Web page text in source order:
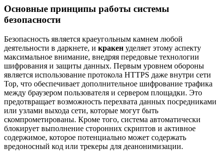
Основные принципы работы системы
безопасности
Безопасность является краеугольным камнем любой
деятельности в даркнете, и кракен уделяет этому аспекту
максимальное внимание, внедряя передовые технологии
шифрования и защиты данных. Первым уровнем обороны
является использование протокола HTTPS даже внутри сети
Тор, что обеспечивает дополнительное шифрование трафика
между браузером пользователя и сервером площадки. Это
предотвращает возможность перехвата данных посредниками
или узлами выхода сети, которые могут быть
скомпрометированы. Кроме того, система автоматически
блокирует выполнение сторонних скриптов и активное
содержимое, которое потенциально может содержать
вредоносный код или трекеры для деанонимизации.